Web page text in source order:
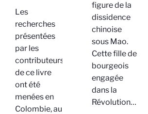
Les
recherches
présentées
par les
contributeurs
de ce livre
ont été
menées en
Colombie, au
figure de la
dissidence
chinoise
sous Mao.
Cette fille de
bourgeois
engagée
dans la
Révolution…